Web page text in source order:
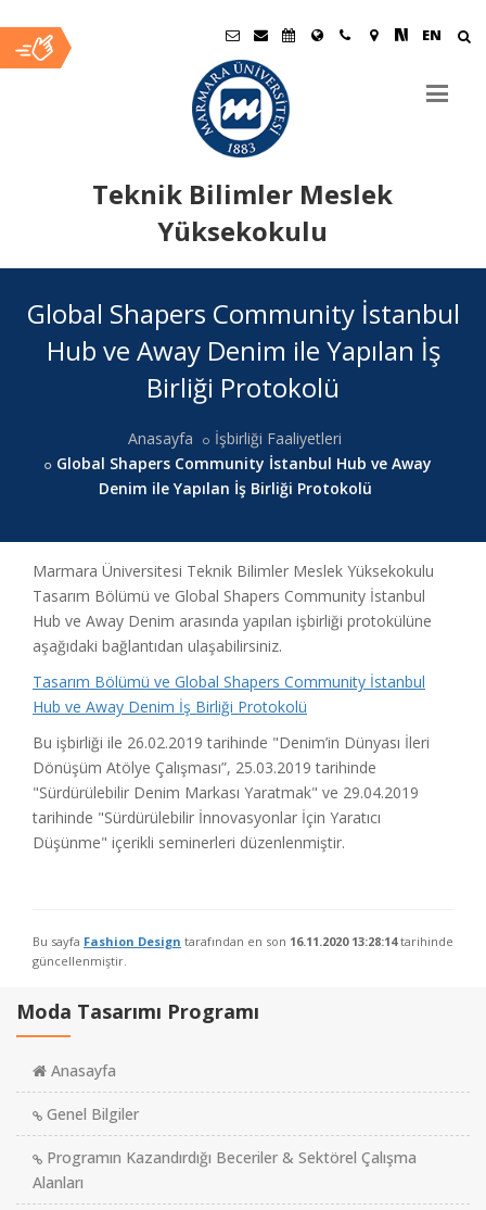
EN
Teknik Bilimler Meslek
Yüksekokulu
İçerik
Global Shapers Community İstanbul
Hub ve Away Denim ile Yapılan İş
Birliği Protokolü
Anasayfa
İşbirliği Faaliyetleri
Global Shapers Community İstanbul Hub ve Away
Denim ile Yapılan İş Birliği Protokolü
Marmara Üniversitesi Teknik Bilimler Meslek Yüksekokulu
Tasarım Bölümü ve Global Shapers Community İstanbul
Hub ve Away Denim arasında yapılan işbirliği protokülüne
aşağıdaki bağlantıdan ulaşabilirsiniz.
Tasarım Bölümü ve Global Shapers Community İstanbul
Hub ve Away Denim İş Birliği Protokolü
Bu işbirliği ile 26.02.2019 tarihinde "Denim’in Dünyası İleri
Dönüşüm Atölye Çalışması”, 25.03.2019 tarihinde
"Sürdürülebilir Denim Markası Yaratmak" ve 29.04.2019
tarihinde "Sürdürülebilir İnnovasyonlar İçin Yaratıcı
Düşünme" içerikli seminerleri düzenlenmiştir.
Bu sayfa Fashion Design tarafından en son 16.11.2020 13:28:14tarihinde
güncellenmiştir.
Moda Tasarımı Programı
Anasayfa
Genel Bilgiler
Programın Kazandırdığı Beceriler & Sektörel Çalışma
Alanları